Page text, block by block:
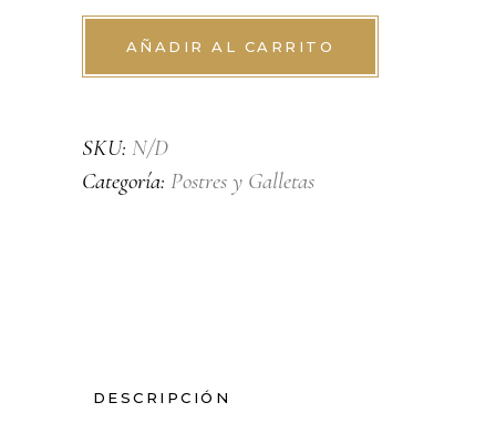
quantity
AÑADIR AL CARRITO
SKU: N/D
Categoría: Postres y Galletas
DESCRIPCIÓN